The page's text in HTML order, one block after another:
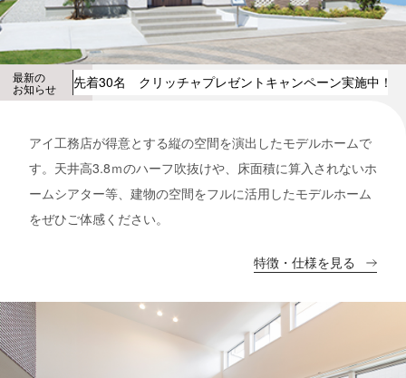
最新の
お知らせ 先着30名 クリッチャプレゼントキャンペーン実施中！
アイ工務店が得意とする縦の空間を演出したモデルホームで
す。天井高3.8ｍのハーフ吹抜けや、床面積に算入されないホ
ームシアター等、建物の空間をフルに活用したモデルホーム
をぜひご体感ください。
特徴・仕様を見る